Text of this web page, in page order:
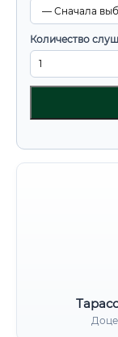
Количество